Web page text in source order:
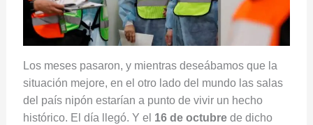
Los meses pasaron, y mientras deseábamos que la
situación mejore, en el otro lado del mundo las salas
del país nipón estarían a punto de vivir un hecho
histórico. El día llegó. Y el 16 de octubrede dicho